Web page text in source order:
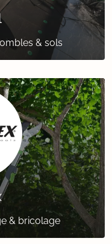
& sols
& bricolage